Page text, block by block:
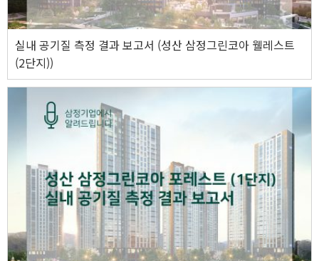
실내 공기질 측정 결과 보고서 (성산 삼정그린코아 웰레스트
(2단지))